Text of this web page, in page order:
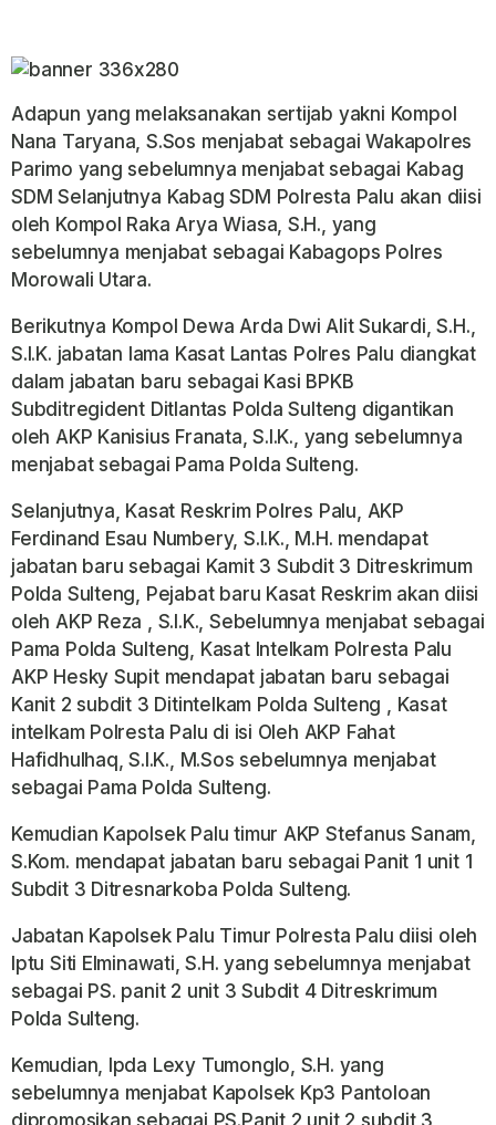
Adapun yang melaksanakan sertijab yakni Kompol
Nana Taryana, S.Sos menjabat sebagai Wakapolres
Parimo yang sebelumnya menjabat sebagai Kabag
SDM Selanjutnya Kabag SDM Polresta Palu akan diisi
oleh Kompol Raka Arya Wiasa, S.H., yang
sebelumnya menjabat sebagai Kabagops Polres
Morowali Utara.
Berikutnya Kompol Dewa Arda Dwi Alit Sukardi, S.H.,
S.I.K. jabatan lama Kasat Lantas Polres Palu diangkat
dalam jabatan baru sebagai Kasi BPKB
Subditregident Ditlantas Polda Sulteng digantikan
oleh AKP Kanisius Franata, S.I.K., yang sebelumnya
menjabat sebagai Pama Polda Sulteng.
Selanjutnya, Kasat Reskrim Polres Palu, AKP
Ferdinand Esau Numbery, S.l.K., M.H. mendapat
jabatan baru sebagai Kamit 3 Subdit 3 Ditreskrimum
Polda Sulteng, Pejabat baru Kasat Reskrim akan diisi
oleh AKP Reza , S.I.K., Sebelumnya menjabat sebagai
Pama Polda Sulteng, Kasat Intelkam Polresta Palu
AKP Hesky Supit mendapat jabatan baru sebagai
Kanit 2 subdit 3 Ditintelkam Polda Sulteng , Kasat
intelkam Polresta Palu di isi Oleh AKP Fahat
Hafidhulhaq, S.I.K., M.Sos sebelumnya menjabat
sebagai Pama Polda Sulteng.
Kemudian Kapolsek Palu timur AKP Stefanus Sanam,
S.Kom. mendapat jabatan baru sebagai Panit 1 unit 1
Subdit 3 Ditresnarkoba Polda Sulteng.
Jabatan Kapolsek Palu Timur Polresta Palu diisi oleh
Iptu Siti Elminawati, S.H. yang sebelumnya menjabat
sebagai PS. panit 2 unit 3 Subdit 4 Ditreskrimum
Polda Sulteng.
Kemudian, Ipda Lexy Tumonglo, S.H. yang
sebelumnya menjabat Kapolsek Kp3 Pantoloan